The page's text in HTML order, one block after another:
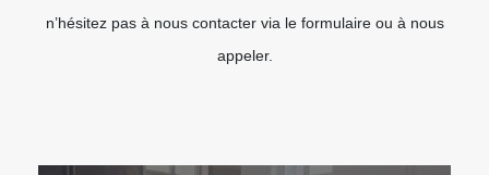
n’hésitez pas à nous contacter via le formulaire ou à nous
appeler.